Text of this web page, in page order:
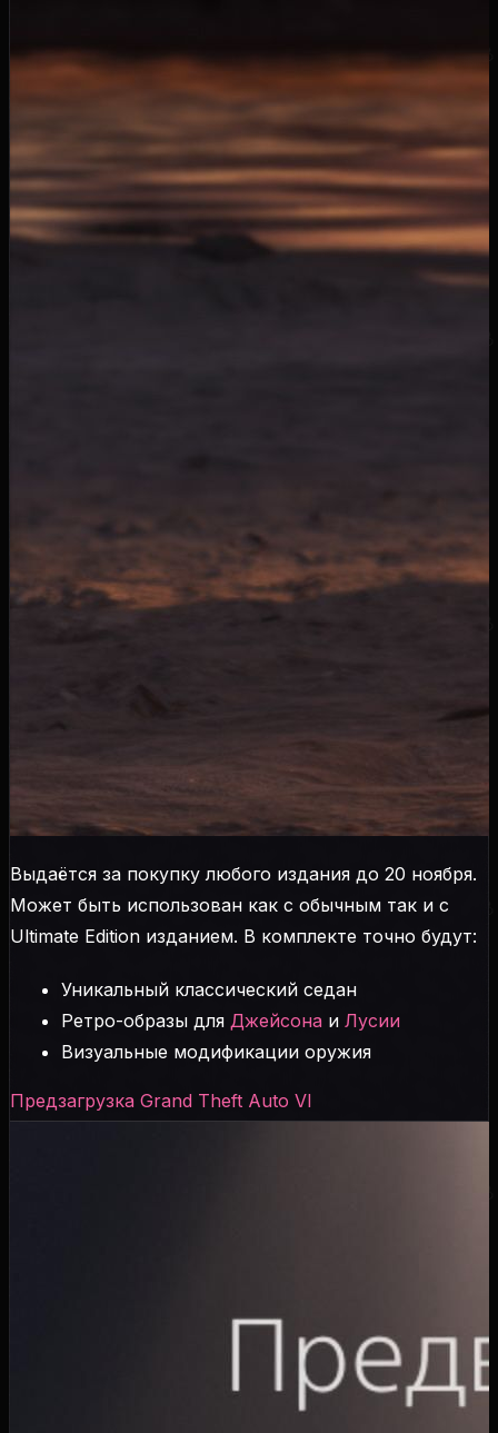
Выдаётся за покупку любого издания до 20 ноября.
Может быть использован как с обычным так и с
Ultimate Edition изданием. В комплекте точно будут:
Уникальный классический седан
Ретро-образы для Джейсонаи Лусии
Визуальные модификации оружия
Предзагрузка Grand Theft Auto VI